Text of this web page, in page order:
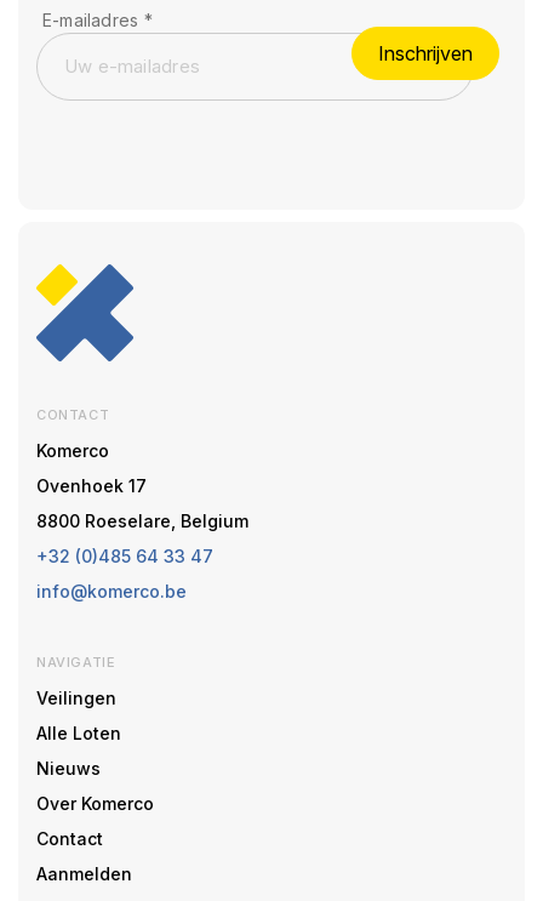
E-mailadres *
Inschrijven
CONTACT
Komerco
Ovenhoek 17
8800 Roeselare, Belgium
+32 (0)485 64 33 47
info@komerco.be
NAVIGATIE
Veilingen
Alle Loten
Nieuws
Over Komerco
Contact
Aanmelden